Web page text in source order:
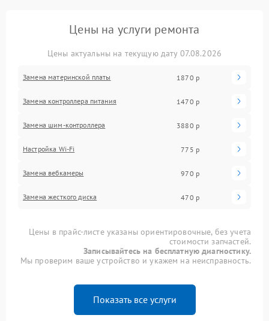
Цены на услуги ремонта
Цены актуальны на текущую дату 07.08.2026
Замена материнской платы 1870 р
Замена контроллера питания 1470 р
Замена шим-контроллера 3880 р
Настройка Wi-Fi 775 р
Замена вебкамеры 970 р
Замена жесткого диска 470 р
Цены в прайс-листе указаны ориентировочные, без учета
стоимости запчастей.
Записывайтесь на бесплатную диагностику.
Мы проверим ваше устройство и укажем на неисправность.
Показать все услуги